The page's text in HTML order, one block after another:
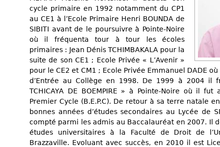
cycle primaire en 1992 notamment du CP1
au CE1 à l’Ecole Primaire Henri BOUNDA de
SIBITI avant de le poursuivre à Pointe-Noire
où il fréquenta tour à tour les écoles
primaires : Jean Dénis TCHIMBAKALA pour la
suite de son CE1 ; Ecole Privée « L’Avenir »
pour le CE2 et CM1 ; Ecole Privée Emmanuel DADE
d’Entrée au Collège en 1998. De 1999 à 2004 il
TCHICAYA DE BOEMPIRE » à Pointe-Noire où il
Premier Cycle (B.E.P.C). De retour à sa terre natale
bonnes années d’études secondaires au Lycée de
compté parmi les admis au Baccalauréat en 2007. Il
études universitaires à la Faculté de Droit de
Brazzaville. Evoluant avec succès, en 2010 il est